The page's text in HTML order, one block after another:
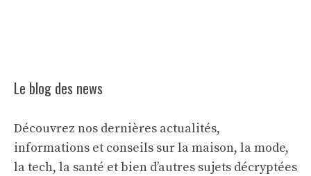
Le blog des news
Découvrez nos dernières actualités,
informations et conseils sur la maison, la mode,
la tech, la santé et bien d’autres sujets décryptées